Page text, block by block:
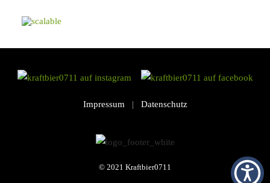
Impressum | Datenschutz
© 2021 Kraftbier0711